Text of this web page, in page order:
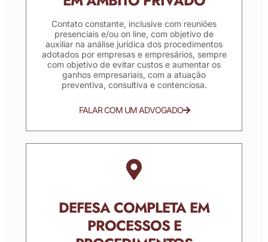
Contato constante, inclusive com reuniões
presenciais e/ou on line, com objetivo de
auxiliar na análise jurídica dos procedimentos
adotados por empresas e empresários, sempre
com objetivo de evitar custos e aumentar os
ganhos empresariais, com a atuação
preventiva, consultiva e contenciosa.
FALAR COM UM ADVOGADO
DEFESA COMPLETA EM
PROCESSOS E